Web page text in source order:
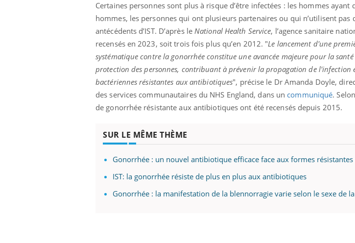
Certaines personnes sont plus à risque d’être infectées : les hommes ayant
hommes, les personnes qui ont plusieurs partenaires ou qui n’utilisent pas
antécédents d’IST. D’après leNational Health Service, l’agence sanitaire
recensés en 2023, soit trois fois plus qu’en 2012. "Le lancement d'une
systématique contre la gonorrhée constitue une avancée majeure pour la
protection des personnes, contribuant à prévenir la propagation de l'infection
bactériennes résistantes aux antibiotiques", précise le Dr Amanda Doyle,
des services communautaires du NHS England, dans un communiqué.
de gonorrhée résistante aux antibiotiques ont été recensés depuis 2015.
SUR LE MÊME THÈME
Gonorrhée : un nouvel antibiotique efficace face aux formes
IST: la gonorrhée résiste de plus en plus aux antibiotiques
Gonorrhée : la manifestation de la blennorragie varie selon le sexe de